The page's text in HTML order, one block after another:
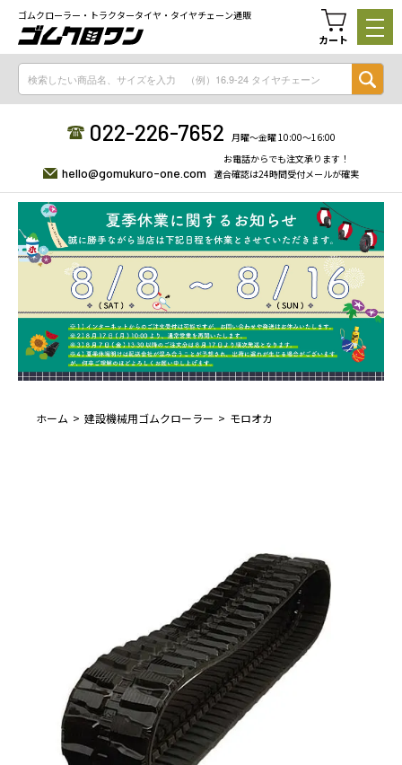
ゴムクローラー・トラクタータイヤ・タイヤチェーン通販
カート
022-226-7652 月曜〜金曜 10:00〜16:00
hello@gomukuro-one.com
お電話からでも注文承ります！
適合確認は24時間受付メールが確実
ホーム 建設機械用ゴムクローラー モロオカ